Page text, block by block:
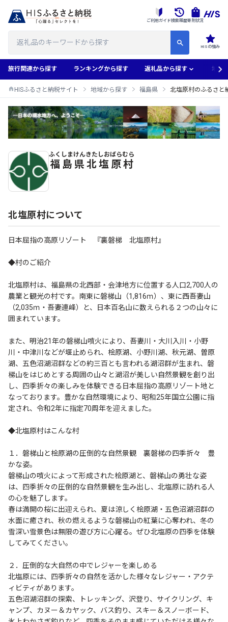
HISの強み
ご利用ガイド検索履歴寄附状況
旅行関連から探す ランキングから探す 返礼品から探す 地域
HISふるさと納税サイト 地域から探す 福島県 北塩原村のふるさと
北塩原村のふるさと納税返礼品一覧
福島県
ふくしまけん
北塩原村
きたしおばらむら
北塩原村について
日本屈指の高原リゾート 『裏磐梯 北塩原村』
◆村のご紹介
北塩原村は、福島県の北西部・会津地方に位置する人口2,700人の
農業と観光の村です。南東に磐梯山（1,816ｍ）、東に西吾妻山
（2,035ｍ・吾妻連峰）と、日本百名山に数えられる２つの山々に
囲まれています。
また、明治21年の磐梯山噴火により、吾妻川・大川入川・小野
川・中津川などが堰止められ、桧原湖、小野川湖、秋元湖、曽原
湖、五色沼湖沼群などの約三百とも言われる湖沼群が生まれ、磐
梯山をはじめとする周囲の山々と湖沼が美しい自然景観を創り出
し、四季折々の楽しみを体験できる日本屈指の高原リゾート地と
なっております。豊かな自然環境により、昭和25年国立公園に指
定され、令和2年に指定70周年を迎えました。
◆北塩原村はこんな村
１．磐梯山と桧原湖の圧倒的な自然景観 裏磐梯の四季折々 豊
かな姿。
磐梯山の噴火によって形成された桧原湖と、磐梯山の勇壮な姿
は、四季折々の圧倒的な自然景観を生み出し、北塩原に訪れる人
の心を魅了します。
春は満開の桜に出迎えられ、夏は涼しく桧原湖・五色沼湖沼群の
水面に癒され、秋の燃えるような磐梯山の紅葉に心奪われ、冬の
雪深い雪景色は無限の遊び方に心躍る。ぜひ北塩原の四季を体験
してみてください。
２．圧倒的な大自然の中でレジャーを楽しめる
北塩原には、四季折々の自然を活かした様々なレジャー・アクテ
ィビティがあります。
五色沼湖沼群の探索、トレッキング、沢登り、サイクリング、キ
ャンプ、カヌー＆カヤック、バス釣り、スキー＆スノーボード、